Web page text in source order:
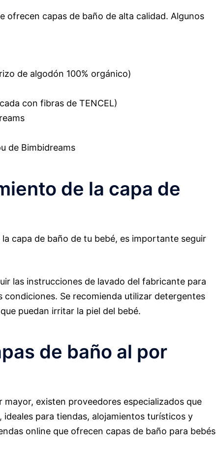
ofrecen capas de baño de alta calidad. Algunos
de algodón 100% orgánico)
con fibras de TENCEL)
de Bimbidreams
de la capa de
capa de baño de tu bebé, es importante seguir
las instrucciones de lavado del fabricante para
Se recomienda utilizar detergentes
puedan irritar la piel del bebé.
de baño al por
mayor, existen proveedores especializados que
para tiendas, alojamientos turísticos y
online que ofrecen capas de baño para